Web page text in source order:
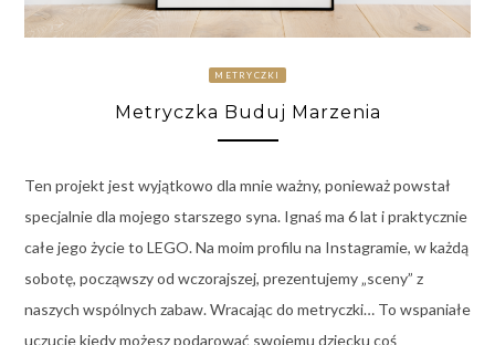
METRYCZKI
Metryczka Buduj Marzenia
Ten projekt jest wyjątkowo dla mnie ważny, ponieważ powstał
specjalnie dla mojego starszego syna. Ignaś ma 6 lat i praktycznie
całe jego życie to LEGO. Na moim profilu na Instagramie, w każdą
sobotę, począwszy od wczorajszej, prezentujemy „sceny” z
naszych wspólnych zabaw. Wracając do metryczki… To wspaniałe
uczucie kiedy możesz podarować swojemu dziecku coś